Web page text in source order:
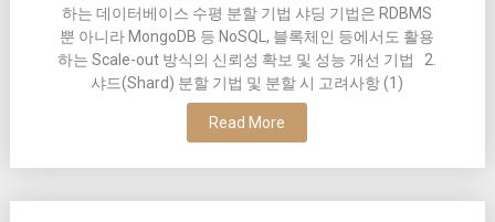
하는 데이터베이스 수평 분할 기법 샤딩 기법은 RDBMS
뿐 아니라 MongoDB 등 NoSQL, 블록체인 등에서도 활용
하는 Scale-out 방식의 신뢰성 확보 및 성능 개선 기법 2.
샤드(Shard) 분할 기법 및 분할 시 고려사항 (1)
Read More